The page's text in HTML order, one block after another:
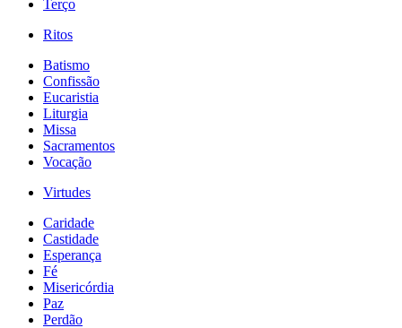
Terço
Ritos
Batismo
Confissão
Eucaristia
Liturgia
Missa
Sacramentos
Vocação
Virtudes
Caridade
Castidade
Esperança
Fé
Misericórdia
Paz
Perdão